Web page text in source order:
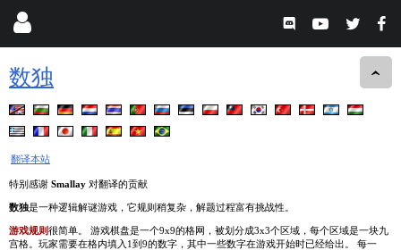
数独
翻译本站
特别感谢 Smallay 对翻译的贡献
数独是一种逻辑解谜游戏，它规则稍复杂，解题过程富有挑战性。
游戏规则很简单。 游戏棋盘是一个9x9的格网，被划分成3x3个区域，每个区域是一块九
宫格。玩家需要在格内填入1到9的数字，其中一些数字在游戏开始时已经给出。 每一